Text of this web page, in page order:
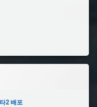
2 배포